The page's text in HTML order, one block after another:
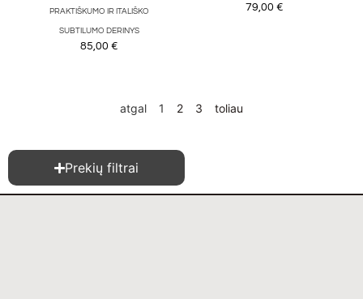
PRAKTIŠKUMO IR ITALIŠKO
SUBTILUMO DERINYS
85,00 €
79,00 €
atgal 1 2 3 toliau
Prekių filtrai